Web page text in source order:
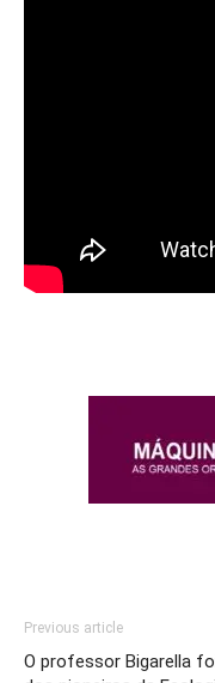
Previous article
O professor Bigarella